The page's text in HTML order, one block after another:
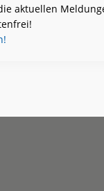
aktuellen